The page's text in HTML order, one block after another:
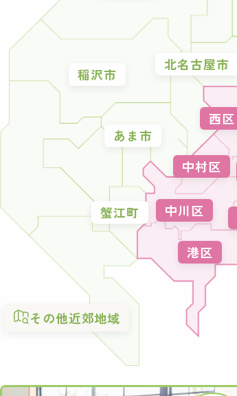
稲沢市
北名古屋市
あま市
蟹江町
西区
中村区
中川区
港区
その他近郊地域